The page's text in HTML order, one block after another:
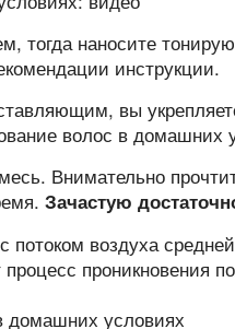
тогда наносите
инструкции.
вы
Внимательно
Зачастую
потоком воздуха
проникновения